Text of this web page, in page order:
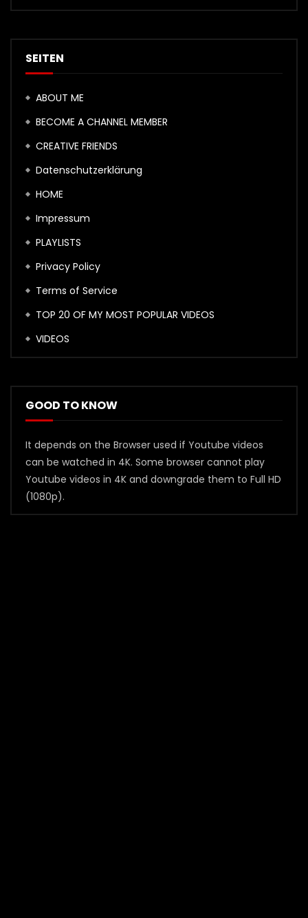
SEITEN
ABOUT ME
BECOME A CHANNEL MEMBER
CREATIVE FRIENDS
Datenschutzerklärung
HOME
Impressum
PLAYLISTS
Privacy Policy
Terms of Service
TOP 20 OF MY MOST POPULAR VIDEOS
VIDEOS
GOOD TO KNOW
It depends on the Browser used if Youtube videos
can be watched in 4K. Some browser cannot play
Youtube videos in 4K and downgrade them to Full HD
(1080p).